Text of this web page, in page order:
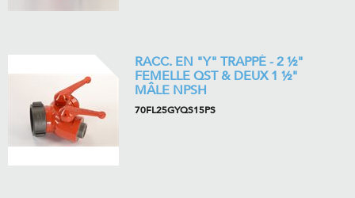
RACC. EN "Y" TRAPPÉ - 2 ½"
FEMELLE QST & DEUX 1 ½"
MÂLE NPSH
70FL25GYQS15PS